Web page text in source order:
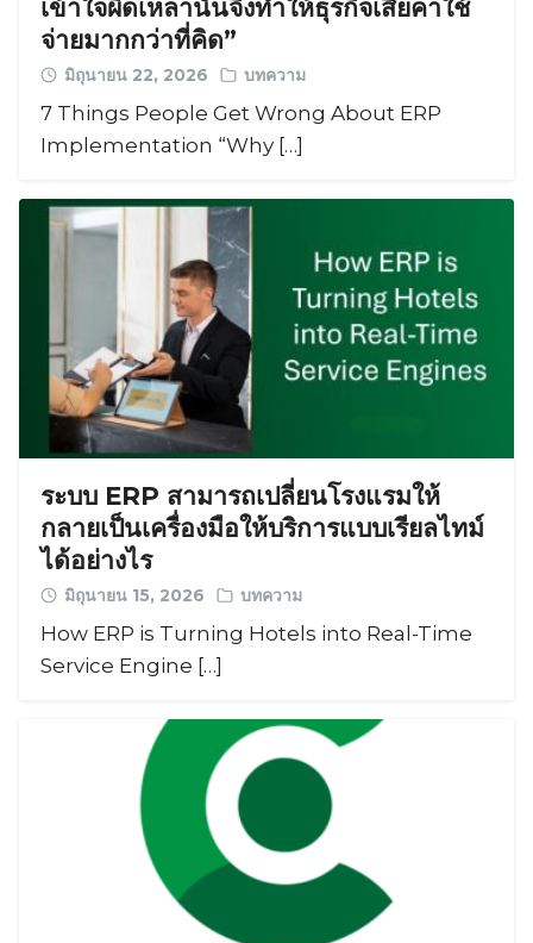
Search
for:
Search
เข้าใจผิดเหล่านั้นจึงทำให้ธุรกิจเสียค่าใช้
จ่ายมากกว่าที่คิด”
มิถุนายน 22, 2026 บทความ
7 Things People Get Wrong About ERP
Implementation “Why […]
ระบบ ERP สามารถเปลี่ยนโรงแรมให้
กลายเป็นเครื่องมือให้บริการแบบเรียลไทม์
ได้อย่างไร
มิถุนายน 15, 2026 บทความ
How ERP is Turning Hotels into Real-Time
Service Engine […]